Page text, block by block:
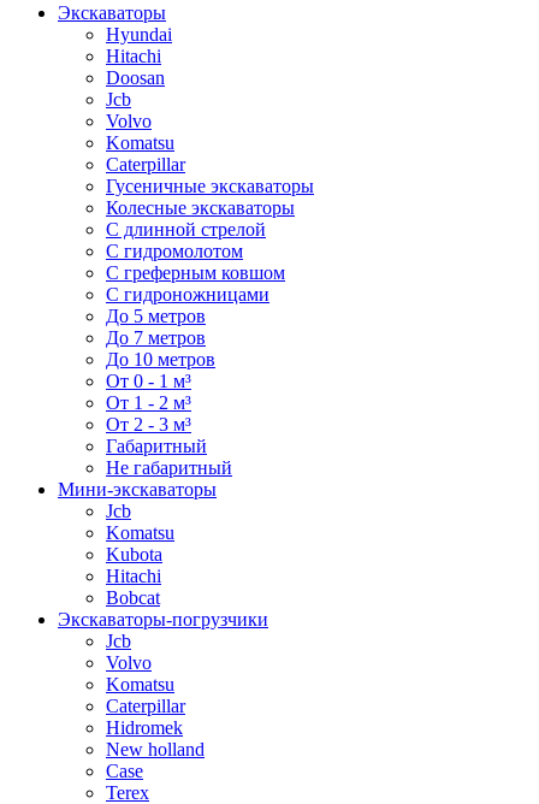
Экскаваторы
Hyundai
Hitachi
Doosan
Jcb
Volvo
Komatsu
Caterpillar
Гусеничные экскаваторы
Колесные экскаваторы
С длинной стрелой
С гидромолотом
С греферным ковшом
С гидроножницами
До 5 метров
До 7 метров
До 10 метров
От 0 - 1 м³
От 1 - 2 м³
От 2 - 3 м³
Габаритный
Не габаритный
Мини-экскаваторы
Jcb
Komatsu
Kubota
Hitachi
Bobcat
Экскаваторы-погрузчики
Jcb
Volvo
Komatsu
Caterpillar
Hidromek
New holland
Case
Terex